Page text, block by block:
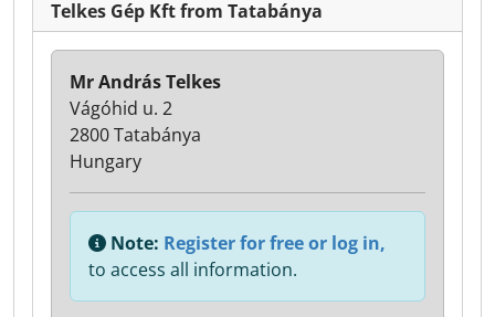
Telkes Gép Kft from Tatabánya
Mr András Telkes
Vágóhid u. 2
2800 Tatabánya
Hungary
Note: Register for free or log in,
to access all information.